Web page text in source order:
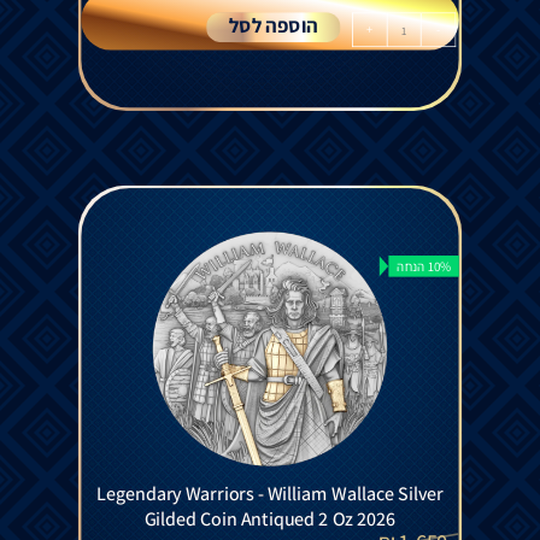
-
+ הוספה לסל
10% הנחה
Legendary Warriors - William Wallace Silver
Gilded Coin Antiqued 2 Oz 2026